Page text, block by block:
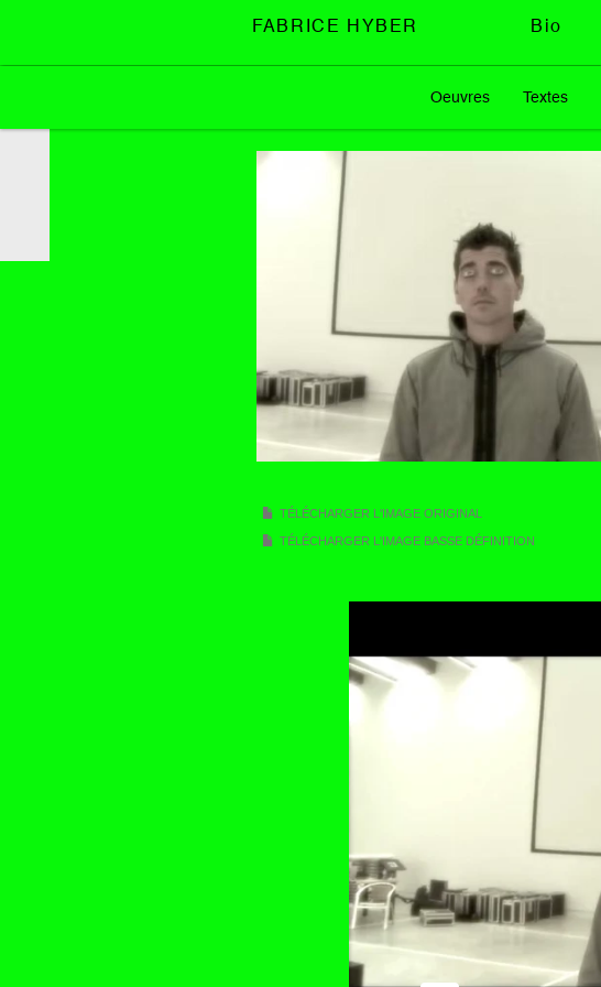
FABRICE HYBER Bio
Oeuvres Textes
TÉLÉCHARGER L'IMAGE ORIGINAL
TÉLÉCHARGER L'IMAGE BASSE DÉFINITION